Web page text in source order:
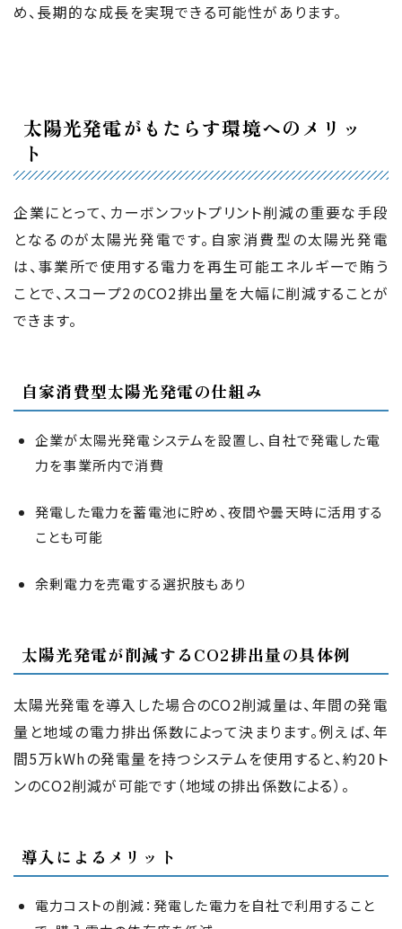
め、長期的な成長を実現できる可能性があります。
太陽光発電がもたらす環境へのメリッ
ト
企業にとって、カーボンフットプリント削減の重要な手段
となるのが太陽光発電です。自家消費型の太陽光発電
は、事業所で使用する電力を再生可能エネルギーで賄う
ことで、スコープ2のCO2排出量を大幅に削減することが
できます。
自家消費型太陽光発電の仕組み
企業が太陽光発電システムを設置し、自社で発電した電
力を事業所内で消費
発電した電力を蓄電池に貯め、夜間や曇天時に活用する
ことも可能
余剰電力を売電する選択肢もあり
太陽光発電が削減するCO2排出量の具体例
太陽光発電を導入した場合のCO2削減量は、年間の発電
量と地域の電力排出係数によって決まります。例えば、年
間5万kWhの発電量を持つシステムを使用すると、約20ト
ンのCO2削減が可能です（地域の排出係数による）。
導入によるメリット
電力コストの削減：発電した電力を自社で利用すること